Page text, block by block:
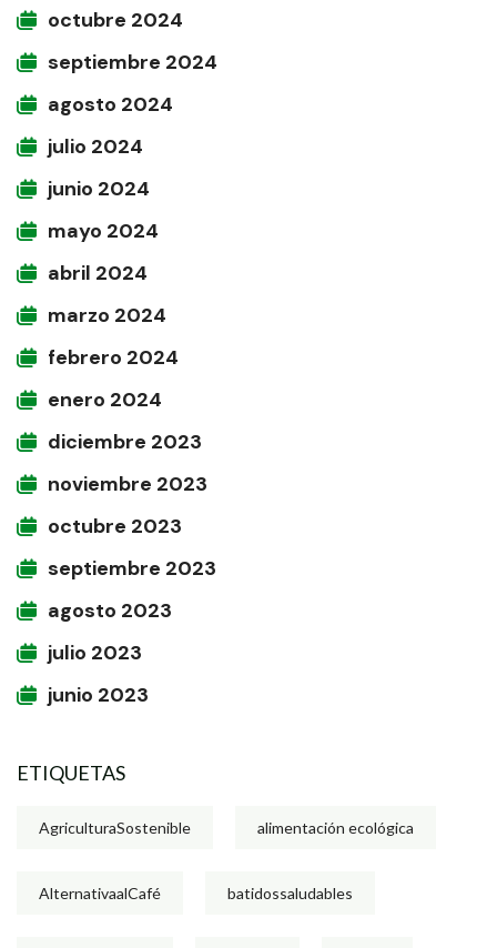
octubre 2024
septiembre 2024
agosto 2024
julio 2024
junio 2024
mayo 2024
abril 2024
marzo 2024
febrero 2024
enero 2024
diciembre 2023
noviembre 2023
octubre 2023
septiembre 2023
agosto 2023
julio 2023
junio 2023
ETIQUETAS
AgriculturaSostenible alimentación ecológica
AlternativaalCafé batidossaludables